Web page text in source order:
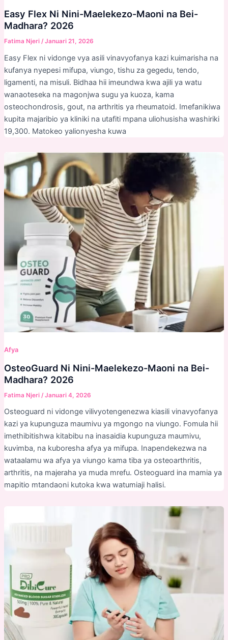
Easy Flex Ni Nini-Maelekezo-Maoni na Bei-
Madhara? 2026
Fatima Njeri /Januari 21, 2026
Easy Flex ni vidonge vya asili vinavyofanya kazi kuimarisha na
kufanya nyepesi mifupa, viungo, tishu za gegedu, tendo,
ligamenti, na misuli. Bidhaa hii imeundwa kwa ajili ya watu
wanaoteseka na magonjwa sugu ya kuoza, kama
osteochondrosis, gout, na arthritis ya rheumatoid. Imefanikiwa
kupita majaribio ya kliniki na utafiti mpana uliohusisha washiriki
19,300. Matokeo yalionyesha kuwa
Afya
OsteoGuard Ni Nini-Maelekezo-Maoni na Bei-
Madhara? 2026
Fatima Njeri /Januari 4, 2026
Osteoguard ni vidonge vilivyotengenezwa kiasili vinavyofanya
kazi ya kupunguza maumivu ya mgongo na viungo. Fomula hii
imethibitishwa kitabibu na inasaidia kupunguza maumivu,
kuvimba, na kuboresha afya ya mifupa. Inapendekezwa na
wataalamu wa afya ya viungo kama tiba ya osteoarthritis,
arthritis, na majeraha ya muda mrefu. Osteoguard ina mamia ya
mapitio mtandaoni kutoka kwa watumiaji halisi.